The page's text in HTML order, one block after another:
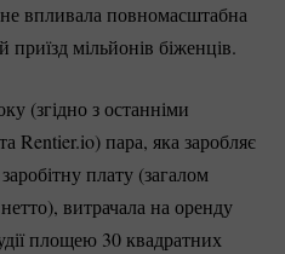
впливала повномасштабна
приїзд мільйонів біженців.
(згідно з останніми
Rentier.io) пара, яка заробляє
плату (загалом
витрачала на оренду
площею 30 квадратних